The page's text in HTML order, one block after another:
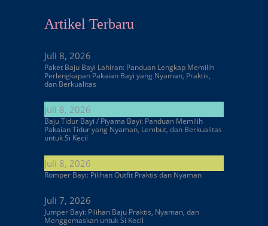
Artikel Terbaru
Juli 8, 2026
Paket Baju Bayi Lahiran: Panduan Lengkap Memilih
Perlengkapan Pakaian Bayi yang Nyaman, Praktis,
dan Berkualitas
Juli 8, 2026
Baju Tidur Bayi / Piyama Bayi: Panduan Memilih
Pakaian Tidur yang Nyaman, Lembut, dan Berkualitas
untuk Si Kecil
Juli 8, 2026
Romper Bayi: Pilihan Outfit Praktis dan Nyaman
Juli 7, 2026
Jumper Bayi: Pilihan Baju Praktis, Nyaman, dan
Menggemaskan untuk Si Kecil